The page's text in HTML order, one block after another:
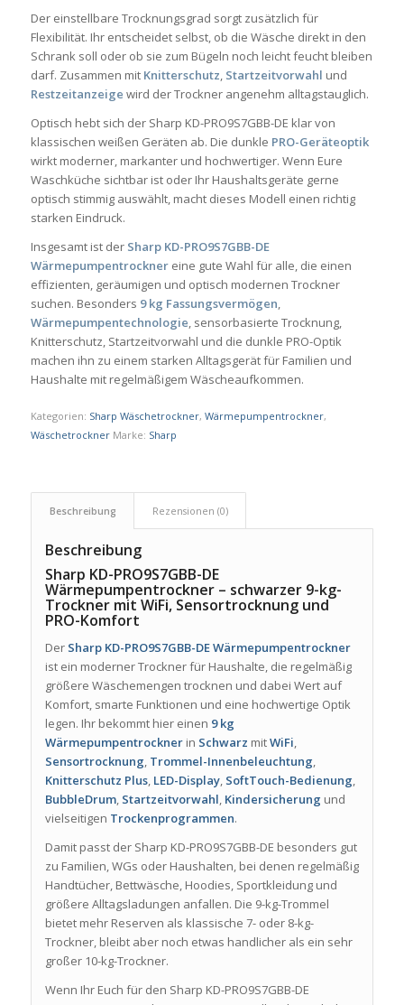
Der einstellbare Trocknungsgrad sorgt zusätzlich für
Flexibilität. Ihr entscheidet selbst, ob die Wäsche direkt in den
Schrank soll oder ob sie zum Bügeln noch leicht feucht bleiben
darf. Zusammen mit Knitterschutz, Startzeitvorwahl und
Restzeitanzeige wird der Trockner angenehm alltagstauglich.
Optisch hebt sich der Sharp KD-PRO9S7GBB-DE klar von
klassischen weißen Geräten ab. Die dunkle PRO-Geräteoptik
wirkt moderner, markanter und hochwertiger. Wenn Eure
Waschküche sichtbar ist oder Ihr Haushaltsgeräte gerne
optisch stimmig auswählt, macht dieses Modell einen richtig
starken Eindruck.
Insgesamt ist der Sharp KD-PRO9S7GBB-DE
Wärmepumpentrocknereine gute Wahl für alle, die einen
effizienten, geräumigen und optisch modernen Trockner
suchen. Besonders 9 kg Fassungsvermögen,
Wärmepumpentechnologie, sensorbasierte Trocknung,
Knitterschutz, Startzeitvorwahl und die dunkle PRO-Optik
machen ihn zu einem starken Alltagsgerät für Familien und
Haushalte mit regelmäßigem Wäscheaufkommen.
Kategorien: Sharp Wäschetrockner, Wärmepumpentrockner,
Wäschetrockner Marke: Sharp
Beschreibung Rezensionen (0)
Beschreibung
Sharp KD-PRO9S7GBB-DE
Wärmepumpentrockner – schwarzer 9-kg-
Trockner mit WiFi, Sensortrocknung und
PRO-Komfort
Der Sharp KD-PRO9S7GBB-DE Wärmepumpentrockner
ist ein moderner Trockner für Haushalte, die regelmäßig
größere Wäschemengen trocknen und dabei Wert auf
Komfort, smarte Funktionen und eine hochwertige Optik
legen. Ihr bekommt hier einen 9 kg
Wärmepumpentrocknerin Schwarz mitWiFi,
Sensortrocknung, Trommel-Innenbeleuchtung,
Knitterschutz Plus, LED-Display, SoftTouch-Bedienung,
BubbleDrum, Startzeitvorwahl, Kindersicherung und
vielseitigen Trockenprogrammen.
Damit passt der Sharp KD-PRO9S7GBB-DE besonders gut
zu Familien, WGs oder Haushalten, bei denen regelmäßig
Handtücher, Bettwäsche, Hoodies, Sportkleidung und
größere Alltagsladungen anfallen. Die 9-kg-Trommel
bietet mehr Reserven als klassische 7- oder 8-kg-
Trockner, bleibt aber noch etwas handlicher als ein sehr
großer 10-kg-Trockner.
Wenn Ihr Euch für den Sharp KD-PRO9S7GBB-DE